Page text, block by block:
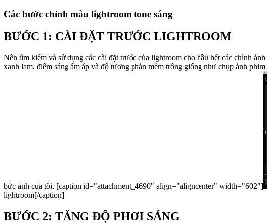
Các bước chỉnh màu lightroom tone sáng
BƯỚC 1: CÀI ĐẶT TRƯỚC LIGHTROOM
Nên tìm kiếm và sử dụng các cài đặt trước của lightroom cho hầu hết các chỉnh
xanh lam, điểm sáng ấm áp và độ tương phản mềm trông giống như chụp ảnh
bức ảnh của tôi. [caption id="attachment_4690" align="aligncenter" width="602"]
lightroom[/caption]
BƯỚC 2: TĂNG ĐỘ PHƠI SÁNG